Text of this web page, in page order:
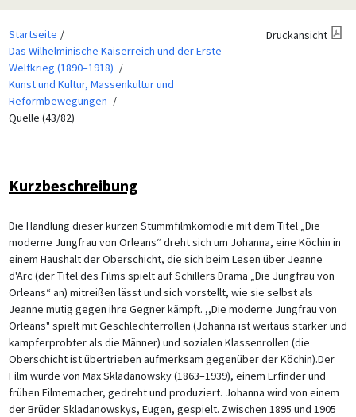
Startseite
Das Wilhelminische Kaiserreich und der Erste
Weltkrieg (1890–1918)
Kunst und Kultur, Massenkultur und
Reformbewegungen
Quelle (43/82)
Druckansicht
Kurzbeschreibung
Die Handlung dieser kurzen Stummfilmkomödie mit dem Titel „Die
moderne Jungfrau von Orleans“ dreht sich um Johanna, eine Köchin in
einem Haushalt der Oberschicht, die sich beim Lesen über Jeanne
d'Arc (der Titel des Films spielt auf Schillers Drama „Die Jungfrau von
Orleans“ an) mitreißen lässt und sich vorstellt, wie sie selbst als
Jeanne mutig gegen ihre Gegner kämpft. ,,Die moderne Jungfrau von
Orleans" spielt mit Geschlechterrollen (Johanna ist weitaus stärker und
kampferprobter als die Männer) und sozialen Klassenrollen (die
Oberschicht ist übertrieben aufmerksam gegenüber der Köchin).Der
Film wurde von Max Skladanowsky (1863–1939), einem Erfinder und
frühen Filmemacher, gedreht und produziert. Johanna wird von einem
der Brüder Skladanowskys, Eugen, gespielt. Zwischen 1895 und 1905